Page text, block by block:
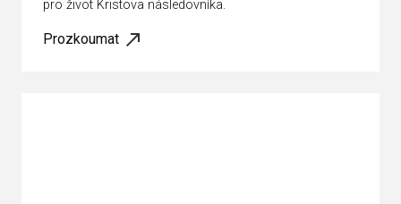
pro život Kristova následovníka.
Prozkoumat